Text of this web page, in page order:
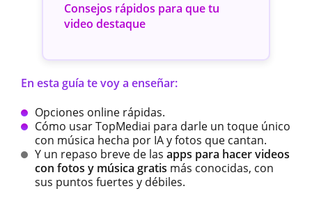
Consejos rápidos para que tu
video destaque
En esta guía te voy a enseñar:
Opciones online rápidas.
Cómo usar TopMediai para darle un toque único
con música hecha por IA y fotos que cantan.
Y un repaso breve de las apps para hacer videos
con fotos y música gratis más conocidas, con
sus puntos fuertes y débiles.